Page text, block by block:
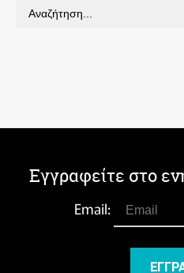
Search
for:
Εγγραφείτε στο
Email: